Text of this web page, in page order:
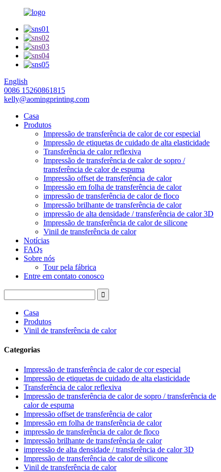
English
0086 15260861815
kelly@aomingprinting.com
Casa
Produtos
Impressão de transferência de calor de cor especial
Impressão de etiquetas de cuidado de alta elasticidade
Transferência de calor reflexiva
Impressão de transferência de calor de sopro /
transferência de calor de espuma
Impressão offset de transferência de calor
Impressão em folha de transferência de calor
impressão de transferência de calor de floco
Impressão brilhante de transferência de calor
impressão de alta densidade / transferência de calor 3D
Impressão de transferência de calor de silicone
Vinil de transferência de calor
Notícias
FAQs
Sobre nós
Tour pela fábrica
Entre em contato conosco
Casa
Produtos
Vinil de transferência de calor
Categorias
Impressão de transferência de calor de cor especial
Impressão de etiquetas de cuidado de alta elasticidade
Transferência de calor reflexiva
Impressão de transferência de calor de sopro / transferência de
calor de espuma
Impressão offset de transferência de calor
Impressão em folha de transferência de calor
impressão de transferência de calor de floco
Impressão brilhante de transferência de calor
impressão de alta densidade / transferência de calor 3D
Impressão de transferência de calor de silicone
Vinil de transferência de calor